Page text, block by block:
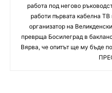
работа под негово
работи първата кабелна
организатор на
преврща Босилеград в
Вярва, че опитът ще му бъде